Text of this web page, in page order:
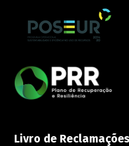
Livro de